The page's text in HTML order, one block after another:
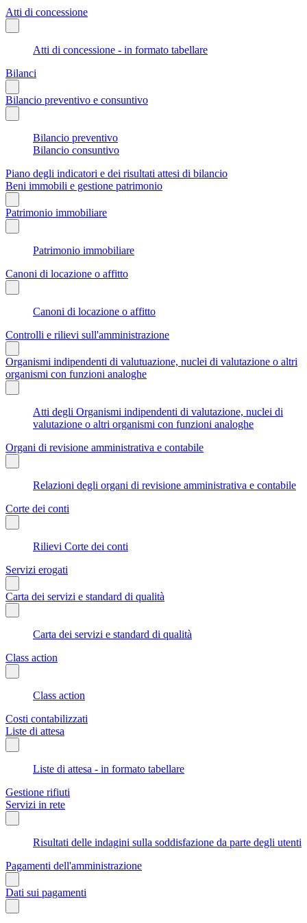
Atti di concessione
Atti di concessione - in formato tabellare
Bilanci
Bilancio preventivo e consuntivo
Bilancio preventivo
Bilancio consuntivo
Piano degli indicatori e dei risultati attesi di bilancio
Beni immobili e gestione patrimonio
Patrimonio immobiliare
Patrimonio immobiliare
Canoni di locazione o affitto
Canoni di locazione o affitto
Controlli e rilievi sull'amministrazione
Organismi indipendenti di valutuazione, nuclei di valutazione o altri
organismi con funzioni analoghe
Atti degli Organismi indipendenti di valutazione, nuclei di
valutazione o altri organismi con funzioni analoghe
Organi di revisione amministrativa e contabile
Relazioni degli organi di revisione amministrativa e contabile
Corte dei conti
Rilievi Corte dei conti
Servizi erogati
Carta dei servizi e standard di qualità
Carta dei servizi e standard di qualità
Class action
Class action
Costi contabilizzati
Liste di attesa
Liste di attesa - in formato tabellare
Gestione rifiuti
Servizi in rete
Risultati delle indagini sulla soddisfazione da parte degli utenti
Pagamenti dell'amministrazione
Dati sui pagamenti